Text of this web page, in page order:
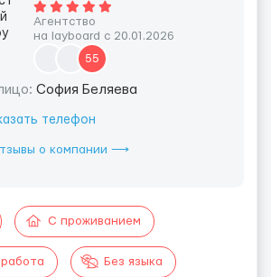
Агентство
на layboard с 20.01.2026
55
София Беляева
телефон
о компании ⟶
С проживанием
Без языка